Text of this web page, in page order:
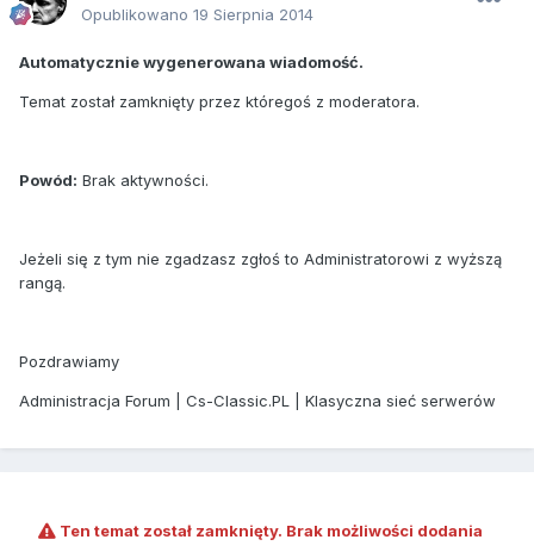
Opublikowano 19 Sierpnia 2014
Automatycznie wygenerowana wiadomość.
Temat został zamknięty przez któregoś z moderatora.
Powód: Brak aktywności.
Jeżeli się z tym nie zgadzasz zgłoś to Administratorowi z wyższą
rangą.
Pozdrawiamy
Administracja Forum | Cs-Classic.PL | Klasyczna sieć serwerów
Ten temat został zamknięty. Brak możliwości dodania